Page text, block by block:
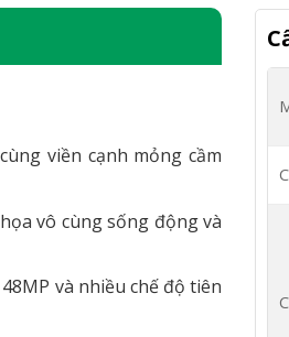
viền cạnh mỏng cầm
vô cùng sống động và
và nhiều chế độ tiên